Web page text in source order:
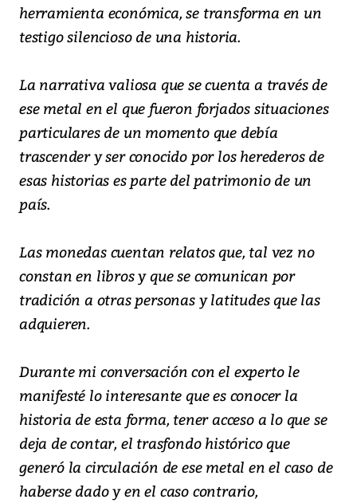
herramienta económica, se transforma en un
testigo silencioso de una historia.
La narrativa valiosa que se cuenta a través de
ese metal en el que fueron forjados situaciones
particulares de un momento que debía
trascender y ser conocido por los herederos de
esas historias es parte del patrimonio de un
país.
Las monedas cuentan relatos que, tal vez no
constan en libros y que se comunican por
tradición a otras personas y latitudes que las
adquieren.
Durante mi conversación con el experto le
manifesté lo interesante que es conocer la
historia de esta forma, tener acceso a lo que se
deja de contar, el trasfondo histórico que
generó la circulación de ese metal en el caso de
haberse dado y en el caso contrario,